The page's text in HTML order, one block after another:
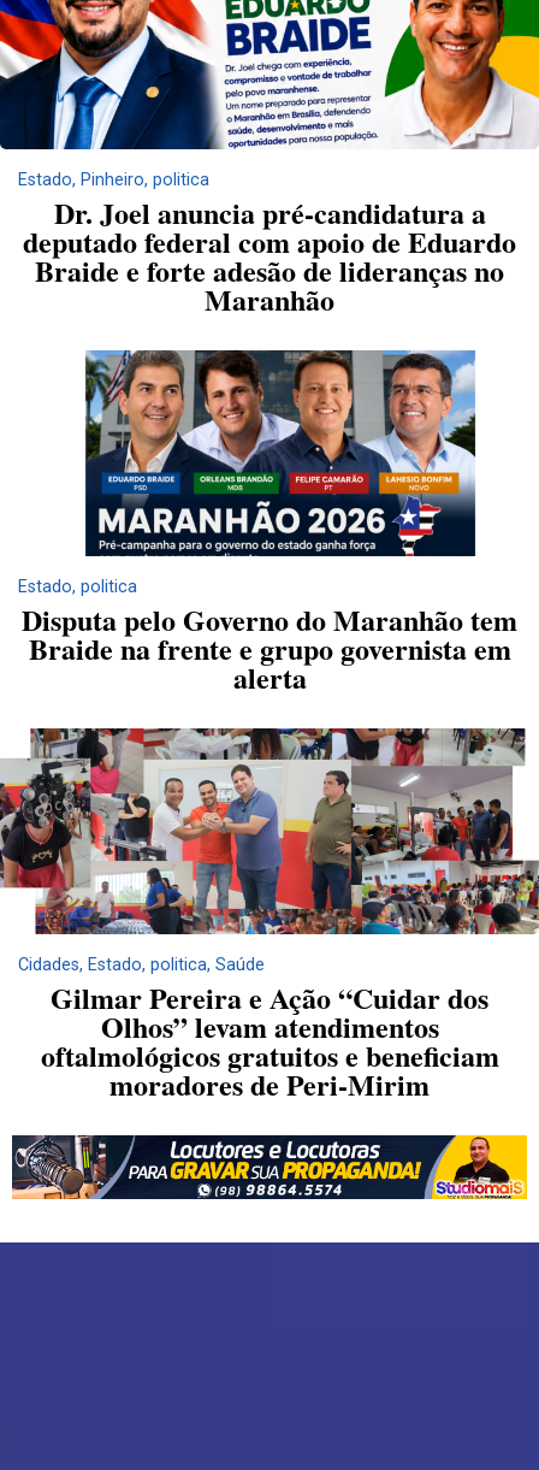
Estado, Pinheiro, politica
Dr. Joel anuncia pré-candidatura a
deputado federal com apoio de Eduardo
Braide e forte adesão de lideranças no
Maranhão
Estado, politica
Disputa pelo Governo do Maranhão tem
Braide na frente e grupo governista em
alerta
Cidades, Estado, politica, Saúde
Gilmar Pereira e Ação “Cuidar dos
Olhos” levam atendimentos
oftalmológicos gratuitos e beneficiam
moradores de Peri-Mirim